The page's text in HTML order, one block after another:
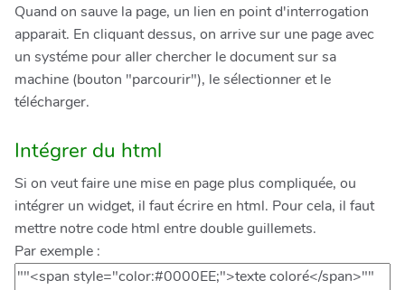
Quand on sauve la page, un lien en point d'interrogation
apparait. En cliquant dessus, on arrive sur une page avec
un systéme pour aller chercher le document sur sa
machine (bouton "parcourir"), le sélectionner et le
télécharger.
Intégrer du html
Si on veut faire une mise en page plus compliquée, ou
intégrer un widget, il faut écrire en html. Pour cela, il faut
mettre notre code html entre double guillemets.
Par exemple :